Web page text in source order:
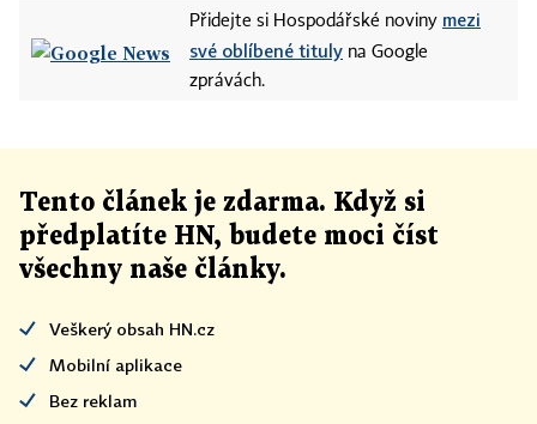
Přidejte si Hospodářské noviny mezi
své oblíbené tituly na Google
zprávách.
Tento článek je zdarma. Když si
předplatíte HN, budete moci číst
všechny naše články.
Veškerý obsah HN.cz
Mobilní aplikace
Bez reklam